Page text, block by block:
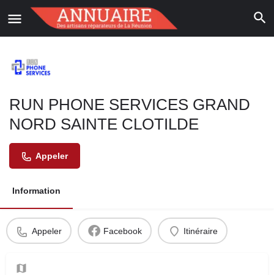
RUN PHONE SERVICES GRAND
NORD SAINTE CLOTILDE
Appeler
Information
Appeler Facebook Itinéraire